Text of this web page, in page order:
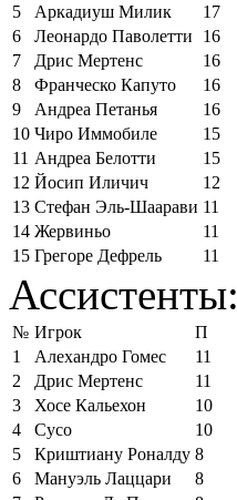
5
Аркадиуш Милик
17
6
Леонардо Паволетти
16
7
Дрис Мертенс
16
8
Франческо Капуто
16
9
Андреа Петанья
16
10 Чиро Иммобиле
15
11 Андреа Белотти
15
12 Йосип Иличич
12
13 Стефан Эль-Шаарави 11
14 Жервиньо
11
15 Грегоре Дефрель 11
Ассистенты:
№ Игрок
П
1
Алехандро Гомес
11
2
Дрис Мертенс
11
3
Хосе Кальехон
10
4
Сусо
10
5
Криштиану Роналду 8
6
Мануэль Лаццари
8